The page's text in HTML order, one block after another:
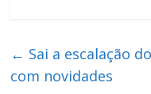
← Sai a escalação
com novidades